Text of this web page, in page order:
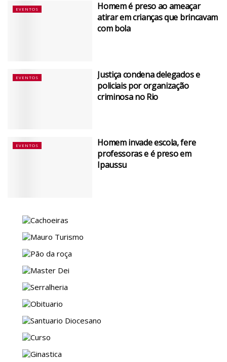
EVENTOS
Homem é preso ao ameaçar
atirar em crianças que brincavam
com bola
EVENTOS
Justiça condena delegados e
policiais por organização
criminosa no Rio
EVENTOS
Homem invade escola, fere
professoras e é preso em
Ipaussu